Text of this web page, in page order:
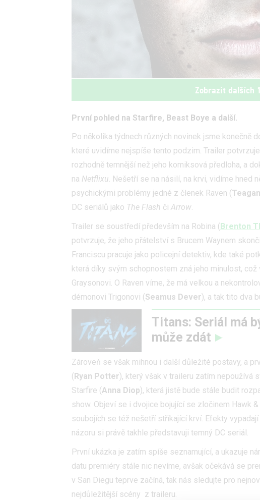
Zobrazit dalších
První pohled na Starfire, Beast Boye a další.
Po několika týdnech různých novinek jsme konečně
které uvidíme nejspíše tento podzim. Trailer
rozhodně temnější než jeho komiksová předloha, a
na Netflixu. Nešetří se na násilí, na krvi, vidíme hned
psychickými problémy jedné z členek Raven (
DC seriálů jako The Flash či Arrow.
Trailer se soustředí především na Robina ( Brenton
potvrzuje, že jeho přátelství s Brucem Waynem
Franciscu pracuje jako policejní detektiv, kde také
která díky svým schopnostem zná jeho minulost,
Graysonovi. O Raven víme, že má velkou a
démonovi Trigonovi (Seamus Dever), a tak tito dva
Titans: Seriál má
může zdát
Zároveň se však mihnou i další důležité postavy, a
(Ryan Potter), který však v traileru zatím nepoužívá
Starfire (Anna Diop), která jistě bude stále budit
show. Objeví se i dvojice bojující se zločinem Hawk
soubojích se též nešetří stříkající krví. Efekty
názoru si právě takhle představuji temný DC seriál.
První ukázka je zatím spíše seznamující, a ukazuje
datu premiéry stále nic nevíme, avšak očekává se
v San Diegu teprve začíná, tak nás sledujte pro
nejdůležitější scény z traileru.